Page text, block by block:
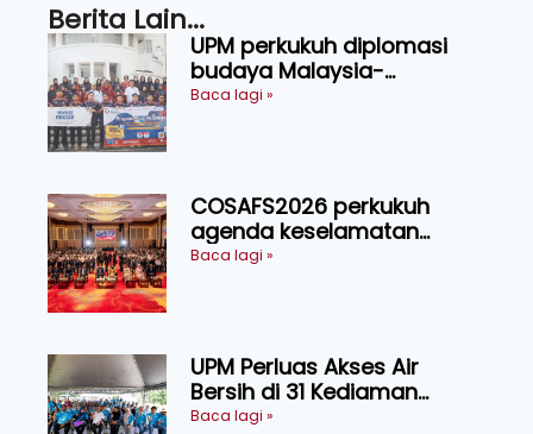
Berita Lain...
UPM perkukuh diplomasi
budaya Malaysia-
Indonesia melalui Narasi
Baca lagi »
COSAFS2026 perkukuh
agenda keselamatan
makanan, AgriHub pacu
Baca lagi »
UPM Perluas Akses Air
Bersih di 31 Kediaman
Orang Asli Tasik Chini
Baca lagi »